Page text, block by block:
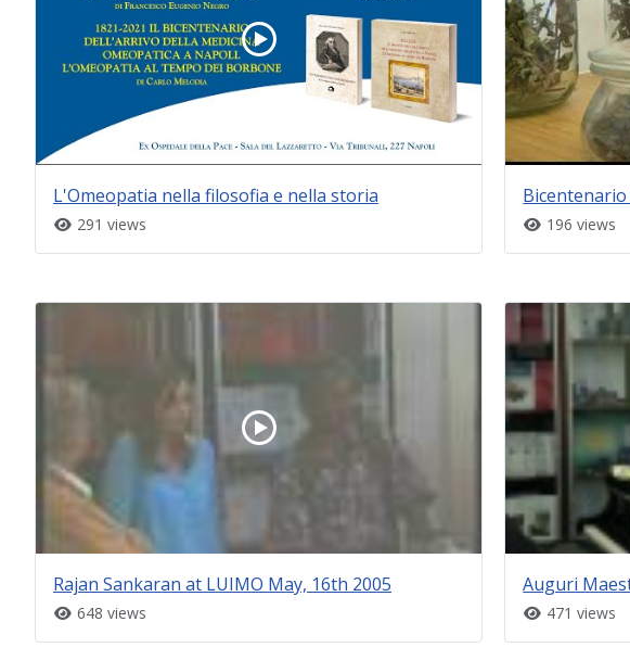
L'Omeopatia nella filosofia e nella storia
291 views 196 views
Rajan Sankaran at LUIMO May, 16th 2005
648 views
Auguri
471 views